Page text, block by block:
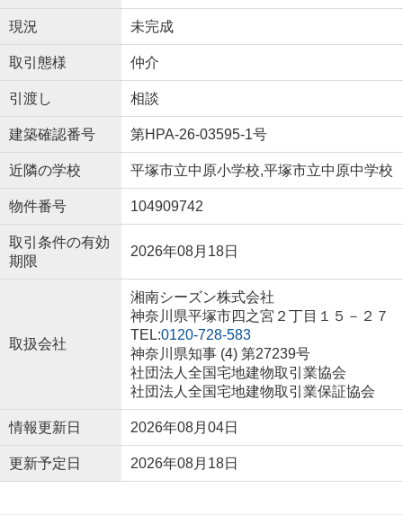
現況 未完成
取引態様 仲介
引渡し 相談
建築確認番号 第HPA-26-03595-1号
近隣の学校 平塚市立中原小学校,平塚市立中原中学校
物件番号 104909742
取引条件の有効
期限
2026年08月18日
取扱会社
湘南シーズン株式会社
神奈川県平塚市四之宮２丁目１５－２７
TEL:0120-728-583
神奈川県知事 (4) 第27239号
社団法人全国宅地建物取引業協会
社団法人全国宅地建物取引業保証協会
情報更新日 2026年08月04日
更新予定日 2026年08月18日